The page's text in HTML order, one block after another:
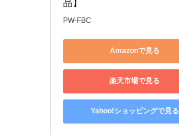
品】
PW-FBC
Amazonで見る
楽天市場で見る
Yahoo!ショッピングで見る